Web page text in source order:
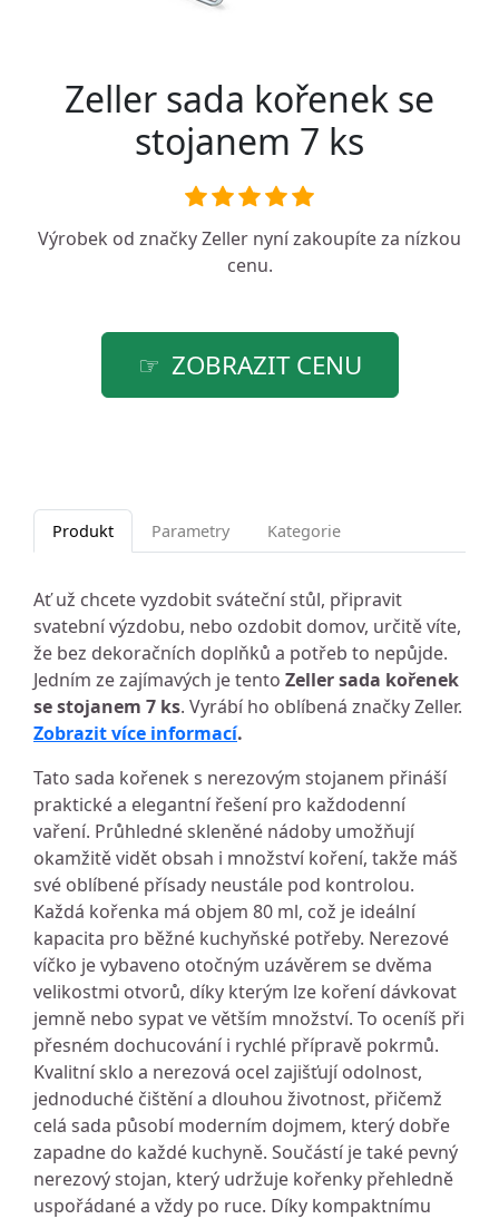
Zeller sada kořenek se
stojanem 7 ks
Výrobek od značkyZeller nyní zakoupíte za nízkou
cenu.
ZOBRAZIT CENU
Produkt Parametry Kategorie
Ať už chcete vyzdobit sváteční stůl, připravit
svatební výzdobu, nebo ozdobit domov, určitě víte,
že bez dekoračních doplňků a potřeb to nepůjde.
Jedním ze zajímavých je tento Zeller sada kořenek
se stojanem 7 ks. Vyrábí ho oblíbená značky Zeller.
Zobrazit více informací.
Tato sada kořenek s nerezovým stojanem přináší
praktické a elegantní řešení pro každodenní
vaření. Průhledné skleněné nádoby umožňují
okamžitě vidět obsah i množství koření, takže máš
své oblíbené přísady neustále pod kontrolou.
Každá kořenka má objem 80 ml, což je ideální
kapacita pro běžné kuchyňské potřeby. Nerezové
víčko je vybaveno otočným uzávěrem se dvěma
velikostmi otvorů, díky kterým lze koření dávkovat
jemně nebo sypat ve větším množství. To oceníš při
přesném dochucování i rychlé přípravě pokrmů.
Kvalitní sklo a nerezová ocel zajišťují odolnost,
jednoduché čištění a dlouhou životnost, přičemž
celá sada působí moderním dojmem, který dobře
zapadne do každé kuchyně. Součástí je také pevný
nerezový stojan, který udržuje kořenky přehledně
uspořádané a vždy po ruce. Díky kompaktnímu